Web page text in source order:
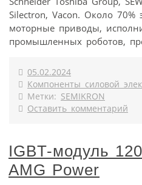
Silectron, Vacon. Около 70%
моторные приводы,
промышленных роботов,
05.02.2024
Компоненты силовой
Метки: SEMIKRON
Оставить комментарий
IGBT-модуль
AMG Power